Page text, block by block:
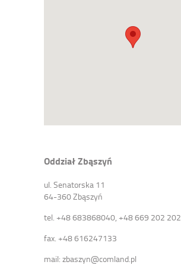
Oddział Zbąszyń
ul. Senatorska 11
64-360 Zbąszyń
tel. +48 683868040, +48 669 202 202
fax. +48 616247133
mail: zbaszyn@comland.pl